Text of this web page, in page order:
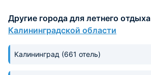
Другие города для летнего отдыха
Калининградской области
Калининград (661 отель)